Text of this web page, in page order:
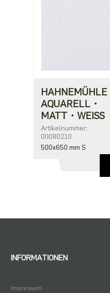
HAHNEMÜHLE
AQUARELL・
MATT・WEISS
Artikelnummer:
00080210
500x650 mm S
INFORMATIONEN
Impressum